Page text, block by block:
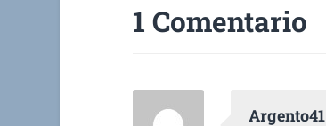
1 Comentario
Argento41